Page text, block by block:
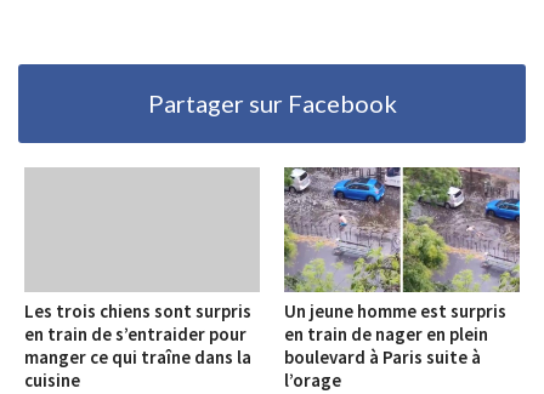
Partager sur Facebook
Les trois chiens sont surpris
en train de s’entraider pour
manger ce qui traîne dans la
cuisine
Un jeune homme est surpris
en train de nager en plein
boulevard à Paris suite à
l’orage